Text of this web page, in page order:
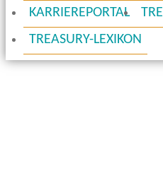
KARRIEREPORTAL
TREASURY-LEXIKON